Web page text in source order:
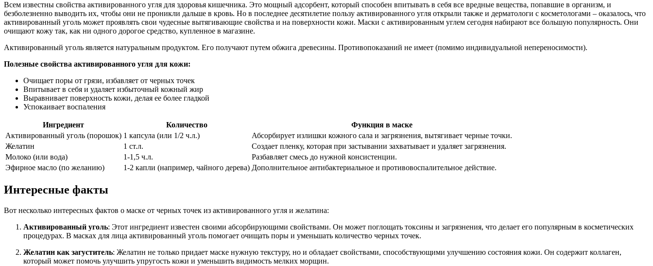
Всем известны свойства активированного угля для здоровья кишечника. Это мощный адсорбент, который способен впитывать в себя все вредные вещества, попавшие в организм, и
безболезненно выводить их, чтобы они не проникли дальше в кровь. Но в последнее десятилетие пользу активированного угля открыли также и дерматологи с косметологами – оказалось, что
активированный уголь может проявлять свои чудесные вытягивающие свойства и на поверхности кожи. Маски с активированным углем сегодня набирают все большую популярность. Они
очищают кожу так, как ни одного дорогое средство, купленное в магазине.
Активированный уголь является натуральным продуктом. Его получают путем обжига древесины. Противопоказаний не имеет (помимо индивидуальной непереносимости).
Полезные свойства активированного угля для кожи:
Очищает поры от грязи, избавляет от черных точек
Впитывает в себя и удаляет избыточный кожный жир
Выравнивает поверхность кожи, делая ее более гладкой
Успокаивает воспаления
Ингредиент Количество
Функция в маске
Активированный уголь (порошок) 1 капсула (или 1/2 ч.л.)
Абсорбирует излишки кожного сала и загрязнения, вытягивает черные точки.
Желатин
1 ст.л.
Создает пленку, которая при застывании захватывает и удаляет загрязнения.
Молоко (или вода)
1-1,5 ч.л.
Разбавляет смесь до нужной консистенции.
Эфирное масло (по желанию)
1-2 капли (например, чайного дерева) Дополнительное антибактериальное и противовоспалительное действие.
Интересные факты
Вот несколько интересных фактов о маске от черных точек из активированного угля и желатина:
Активированный уголь: Этот ингредиент известен своими абсорбирующими свойствами. Он может поглощать токсины и загрязнения, что делает его популярным в косметических
процедурах. В масках для лица активированный уголь помогает очищать поры и уменьшать количество черных точек.
Желатин как загуститель: Желатин не только придает маске нужную текстуру, но и обладает свойствами, способствующими улучшению состояния кожи. Он содержит коллаген,
который может помочь улучшить упругость кожи и уменьшить видимость мелких морщин.